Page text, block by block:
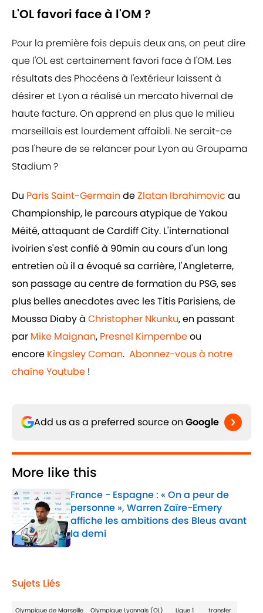
L'OL favori face à l'OM ?
Pour la première fois depuis deux ans, on peut dire
que l'OL est certainement favori face à l'OM. Les
résultats des Phocéens à l'extérieur laissent à
désirer et Lyon a réalisé un mercato hivernal de
haute facture. On apprend en plus que le milieu
marseillais est lourdement affaibli. Ne serait-ce
pas l'heure de se relancer pour Lyon au Groupama
Stadium ?
Du Paris Saint-Germain deZlatan Ibrahimovic au
Championship, le parcours atypique de Yakou
Méïté, attaquant de Cardiff City. L'international
ivoirien s'est confié à 90min au cours d'un long
entretien où il a évoqué sa carrière, l'Angleterre,
son passage au centre de formation du PSG, ses
plus belles anecdotes avec les Titis Parisiens, de
Moussa Diaby à Christopher Nkunku, en passant
par Mike Maignan, Presnel Kimpembeou
encore Kingsley Coman. Abonnez-vous à notre
chaîne Youtube !
Add us as a preferred source on Google
More like this
France - Espagne : « On a peur de
personne », Warren Zaïre-Emery
affiche les ambitions des Bleus avant
la demi
Published by on Invalid Date
Sujets Liés
Olympique de Marseille Olympique Lyonnais (OL) Ligue 1 transfer